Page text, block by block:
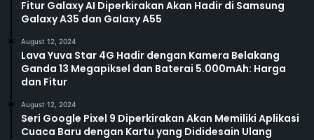
Fitur Galaxy AI Diperkirakan Akan Hadir di Samsung
Galaxy A35 dan Galaxy A55
August 12, 2024
Lava Yuva Star 4G Hadir dengan Kamera Belakang
Ganda 13 Megapiksel dan Baterai 5.000mAh: Harga
dan Fitur
August 12, 2024
Seri Google Pixel 9 Diperkirakan Akan Memiliki Aplikasi
Cuaca Baru dengan Kartu yang Dididesain Ulang